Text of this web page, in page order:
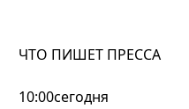
ЧТО ПИШЕТ ПРЕССА
10:00сегодня